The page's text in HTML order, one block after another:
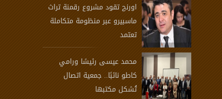
اورنچ تقود مشروع رقمنة تراث
ماسبيرو عبر منظومة متكاملة
تعتمد
محمد عيسى رئيسًا ورامي
كاطو نائبًا.. جمعية اتصال
تُشكل مكتبها